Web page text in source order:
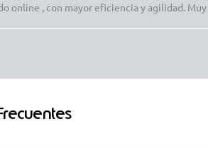
, con mayor eficiencia y agilidad.